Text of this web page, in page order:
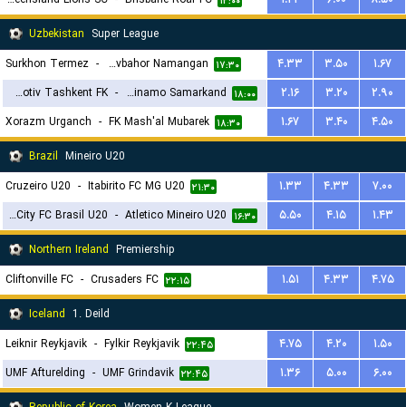
Uzbekistan Super League
Surkhon Termez - Navbahor Namangan ۱۷:۳۰ ۴.۳۳ ۳.۵۰
۱.۶۷
Lokomotiv Tashkent FK
- PFK Dinamo Samarkand ۱۸:۰۰ ۲.۱۶ ۳.۲۰
۲.۹۰
Xorazm Urganch - FK Mash'al Mubarek ۱۸:۳۰ ۱.۶۷ ۳.۴۰
۴.۵۰
Brazil Mineiro U20
Cruzeiro U20 - Itabirito FC MG U20 ۲۱:۳۰ ۱.۳۳ ۴.۳۳
۷.۰۰
Boston City FC Brasil U20
- Atletico Mineiro U20 ۱۶:۳۰ ۵.۵۰ ۴.۱۵
۱.۴۳
Northern Ireland Premiership
Cliftonville FC - Crusaders FC ۲۲:۱۵ ۱.۵۱ ۴.۳۳
۴.۷۵
Iceland 1. Deild
Leiknir Reykjavik - Fylkir Reykjavik ۲۲:۴۵ ۴.۷۵ ۴.۲۰
۱.۵۰
UMF Afturelding - UMF Grindavik ۲۲:۴۵ ۱.۳۶ ۵.۰۰
۶.۰۰